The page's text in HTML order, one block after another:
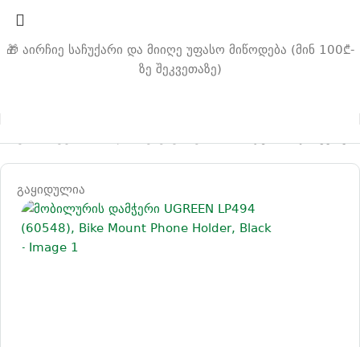
🎁 აირჩიე საჩუქარი და მიიღე უფასო მიწოდება (მინ 100₾-
ზე შეკვეთაზე)
გაყიდულია